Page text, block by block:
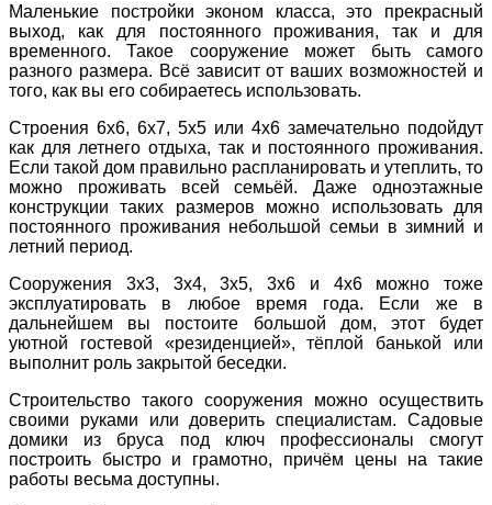
Маленькие постройки эконом класса, это прекрасный
выход, как для постоянного проживания, так и для
временного. Такое сооружение может быть самого
разного размера. Всё зависит от ваших возможностей и
того, как вы его собираетесь использовать.
Строения 6х6, 6х7, 5х5 или 4х6 замечательно подойдут
как для летнего отдыха, так и постоянного проживания.
Если такой дом правильно распланировать и утеплить, то
можно проживать всей семьёй. Даже одноэтажные
конструкции таких размеров можно использовать для
постоянного проживания небольшой семьи в зимний и
летний период.
Сооружения 3х3, 3х4, 3х5, 3х6 и 4х6 можно тоже
эксплуатировать в любое время года. Если же в
дальнейшем вы постоите большой дом, этот будет
уютной гостевой «резиденцией», тёплой банькой или
выполнит роль закрытой беседки.
Строительство такого сооружения можно осуществить
своими руками или доверить специалистам. Садовые
домики из бруса под ключ профессионалы смогут
построить быстро и грамотно, причём цены на такие
работы весьма доступны.